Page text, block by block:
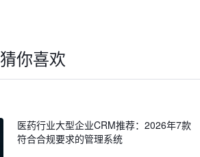
猜你喜欢
医药行业大型企业CRM推荐：2026年7款
符合合规要求的管理系统